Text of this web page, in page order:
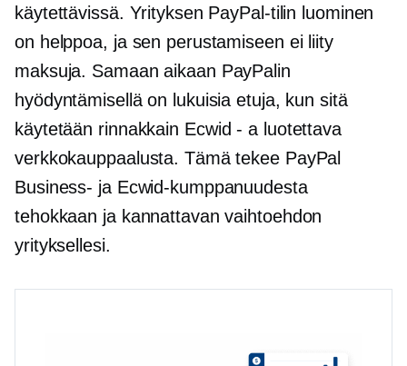
käytettävissä. Yrityksen PayPal-tilin luominen
on helppoa, ja sen perustamiseen ei liity
maksuja. Samaan aikaan PayPalin
hyödyntämisellä on lukuisia etuja, kun sitä
käytetään rinnakkain Ecwid - a luotettava
verkkokauppaalusta. Tämä tekee PayPal
Business- ja Ecwid-kumppanuudesta
tehokkaan ja kannattavan vaihtoehdon
yrityksellesi.